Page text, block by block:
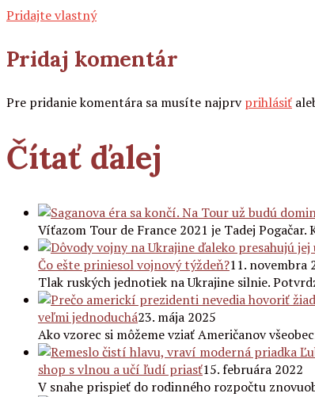
Pridajte vlastný
Pridaj komentár
Pre pridanie komentára sa musíte najprvprihlásiť
Čítať ďalej
Víťazom Tour de France 2021 je Tadej Pogačar.
Čo ešte priniesol vojnový týždeň?11. novembra
Tlak ruských jednotiek na Ukrajine silnie.
veľmi jednoduchá23. mája 2025
Ako vzorec si môžeme vziať Američanov
shop s vlnou a učí ľudí priasť15. februára 2022
V snahe prispieť do rodinného rozpočtu